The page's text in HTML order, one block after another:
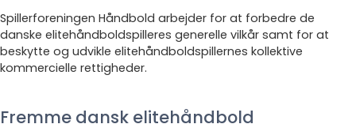
Spillerforeningen Håndbold arbejder for at forbedre de
danske elitehåndboldspilleres generelle vilkår samt for at
beskytte og udvikle elitehåndboldspillernes kollektive
kommercielle rettigheder.
Fremme dansk elitehåndbold